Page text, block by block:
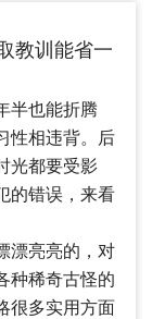
教训能省一
半也能折腾
性相违背。后
光都要受影
的错误，来看
漂亮亮的，对
种稀奇古怪的
很多实用方面